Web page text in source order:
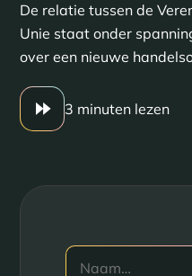
De relatie tussen de
Unie staat onder
over een nieuwe
3 minuten lezen